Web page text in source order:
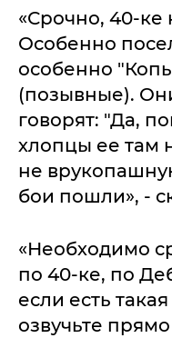
«Срочно, 40-
Особенно
особенно
(позывные).
говорят: "Да,
хлопцы ее там
не
бои пошли», -
«Необходимо
по 40-ке, по
если есть
озвучьте